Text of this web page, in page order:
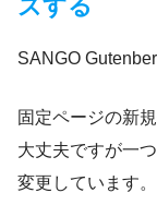
ズする
SANGO
固定ページの新
大丈夫ですが一
変更しています。